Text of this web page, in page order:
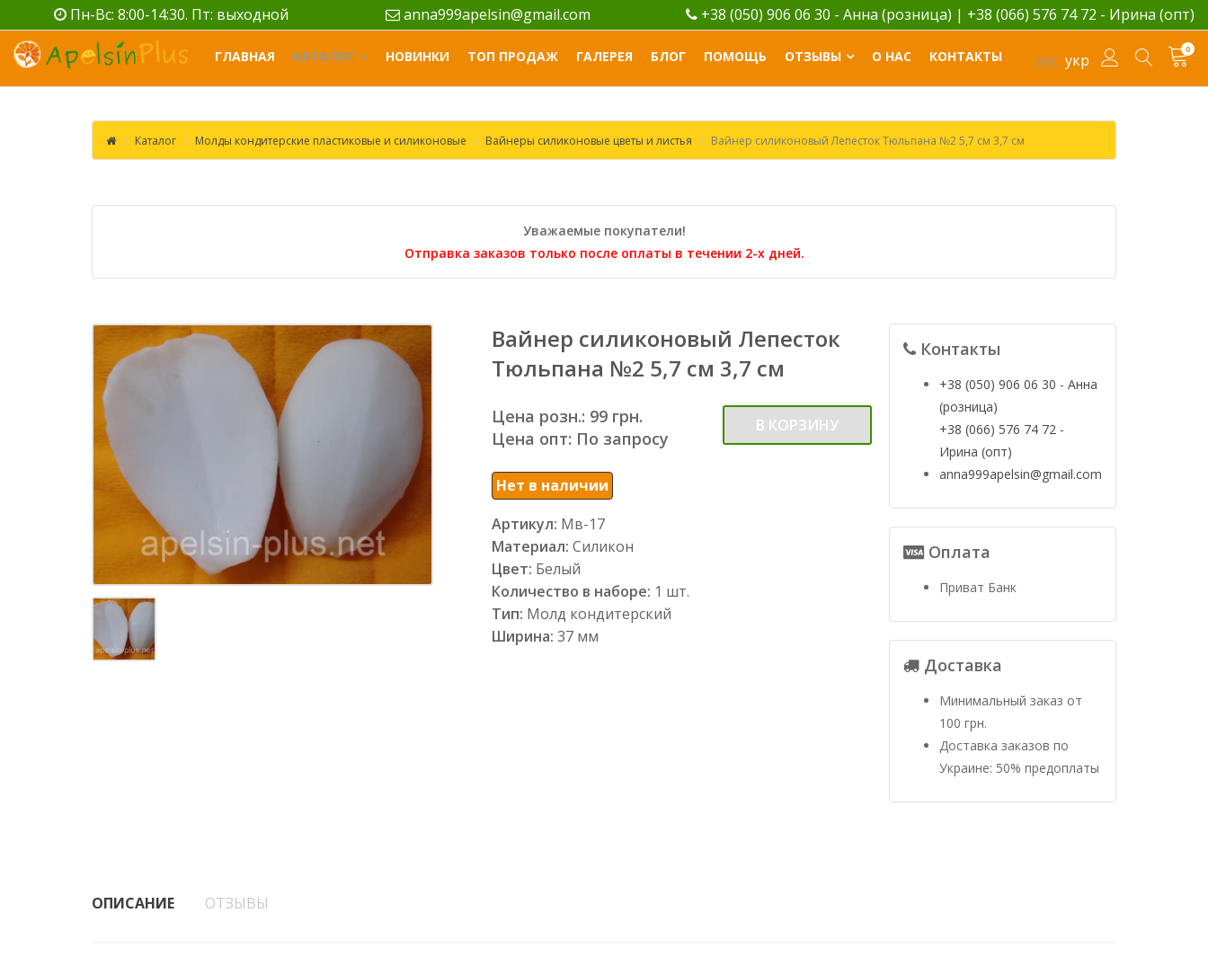
Пн-Вс: 8:00-14:30. Пт: выходной anna999apelsin@gmail.com +38 (050) 906 06 30 - Анна (розница) | +38 (066) 576 74 72 - Ирина (опт)
рус укр
0
ГЛАВНАЯ КАТАЛОГ НОВИНКИ ТОП ПРОДАЖ ГАЛЕРЕЯ БЛОГ ПОМОЩЬ ОТЗЫВЫ О НАС КОНТАКТЫ
Каталог Молды кондитерские пластиковые и силиконовые Вайнеры силиконовые цветы и листья Вайнер силиконовый Лепесток Тюльпана №2 5,7 см 3,7 см
Уважаемые покупатели!
Отправка заказов только после оплаты в течении 2-х дней.
Вайнер силиконовый Лепесток
Тюльпана №2 5,7 см 3,7 см
Цена розн.: 99 грн.
Цена опт: По запросу
В КОРЗИНУ
Нет в наличии
Артикул: Мв-17
Материал: Силикон
Цвет: Белый
Количество в наборе: 1 шт.
Тип: Молд кондитерский
Ширина: 37 мм
Контакты
+38 (050) 906 06 30 - Анна
(розница)
+38 (066) 576 74 72 -
Ирина (опт)
anna999apelsin@gmail.com
Оплата
Приват Банк
Доставка
Минимальный заказ от
100 грн.
Доставка заказов по
Украине: 50% предоплаты
ОПИСАНИЕ ОТЗЫВЫ